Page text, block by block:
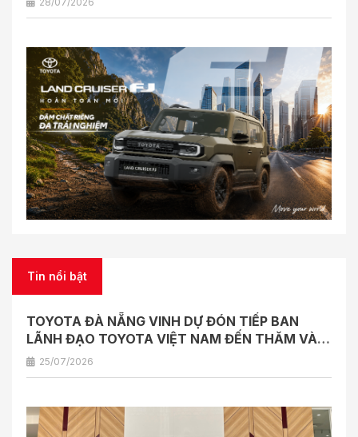
Tin nổi bật
TOYOTA ĐÀ NẴNG VINH DỰ ĐÓN TIẾP BAN
LÃNH ĐẠO TOYOTA VIỆT NAM ĐẾN THĂM VÀ
LÀM VIỆC
25/07/2026